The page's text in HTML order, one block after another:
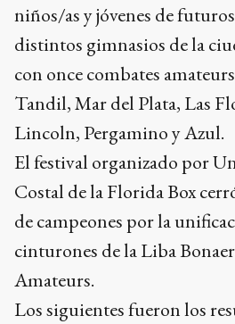
niños/as y jóvenes de
distintos gimnasios de la
con once combates
Tandil, Mar del Plata, Las
Lincoln, Pergamino y Azul.
El festival organizado por
Costal de la Florida Box
de campeones por la
cinturones de la Liba
Amateurs.
Los siguientes fueron los